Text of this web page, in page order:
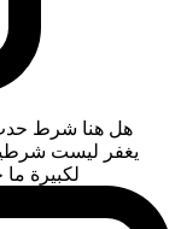
هل هنا شرط حدث
يغفر ليست
لكبيرة